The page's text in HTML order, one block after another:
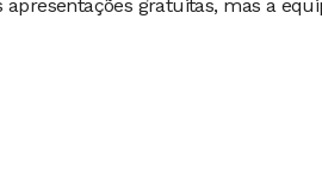
gratuitas, mas a